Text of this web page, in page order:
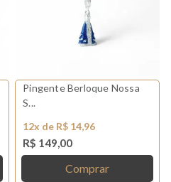
Pingente Berloque Nossa
S...
12x de R$ 14,96
R$ 149,00
Comprar